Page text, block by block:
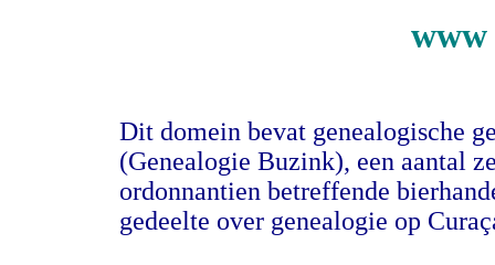
Dit domein bevat genealogische
(Genealogie Buzink), een aantal
ordonnantien betreffende
gedeelte over genealogie op